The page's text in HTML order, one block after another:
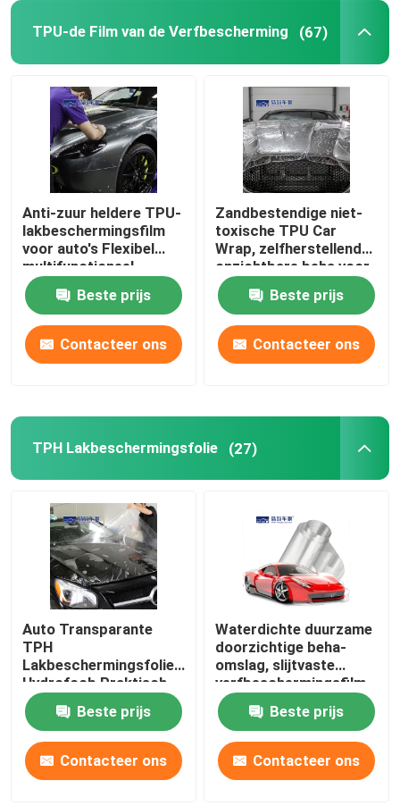
TPU-de Film van de Verfbescherming (67)
Anti-zuur heldere TPU-
lakbeschermingsfilm
voor auto's Flexibel
multifunctioneel
Beste prijs
Contacteer ons
Zandbestendige niet-
toxische TPU Car
Wrap, zelfherstellende
onzichtbare beha voor
in de auto
Beste prijs
Contacteer ons
TPH Lakbeschermingsfolie (27)
Auto Transparante
TPH
Lakbeschermingsfolie
Hydrofoob Praktisch
Beste prijs
Contacteer ons
Waterdichte duurzame
doorzichtige beha-
omslag, slijtvaste
verfbeschermingsfilm
Beste prijs
Contacteer ons